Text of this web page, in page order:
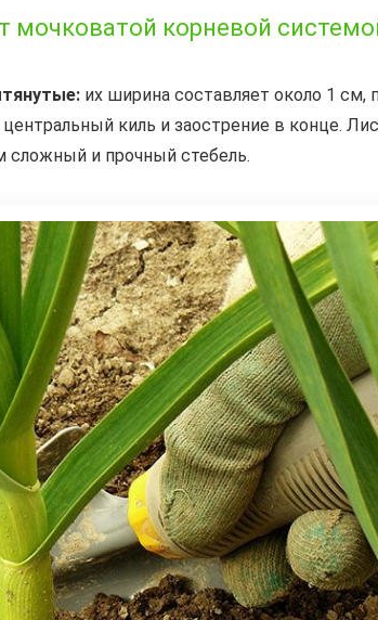
мочковатой корневой
их ширина составляет около 1 см,
киль и заострение в конце.
сложный и прочный стебель.